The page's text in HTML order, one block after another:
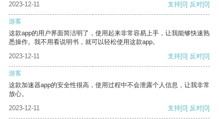
2023-12-11 支持[0] 反对[0]
游客
这款app的用户界面简洁明了，使用起来非常容易上手，让我能够快速熟
悉操作。我不用看说明书，就可以轻松使用这款app。
2023-12-11
支持[0] 反对[0]
游客
这款加速器app的安全性很高，使用过程中不会泄露个人信息，让我非常
放心。
2023-12-11
支持[0] 反对[0]